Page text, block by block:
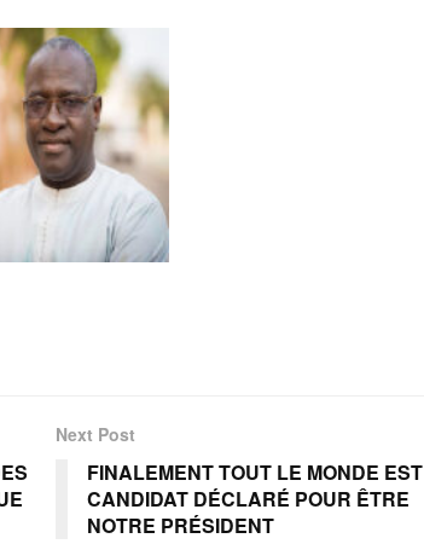
Next Post
FINALEMENT TOUT LE MONDE EST
CANDIDAT DÉCLARÉ POUR ÊTRE
NOTRE PRÉSIDENT